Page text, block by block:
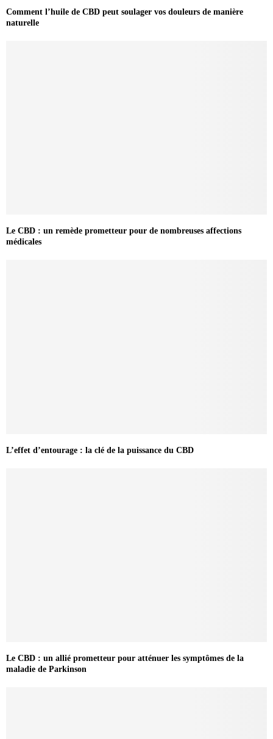
Comment l’huile de CBD peut soulager vos douleurs de manière
naturelle
Le CBD : un remède prometteur pour de nombreuses affections
médicales
L’effet d’entourage : la clé de la puissance du CBD
Le CBD : un allié prometteur pour atténuer les symptômes de la
maladie de Parkinson